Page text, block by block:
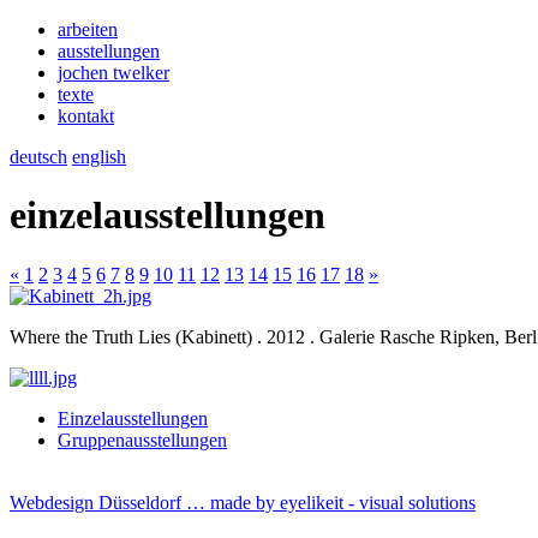
arbeiten
ausstellungen
jochen twelker
texte
kontakt
deutsch english
einzelausstellungen
« 1 2 3 4 5 6 7 8 9 10 11 12 13 14 15 16 17 18 »
Where the Truth Lies (Kabinett) . 2012 . Galerie Rasche Ripken,
Einzelausstellungen
Gruppenausstellungen
Webdesign Düsseldorf … made by eyelikeit - visual solutions